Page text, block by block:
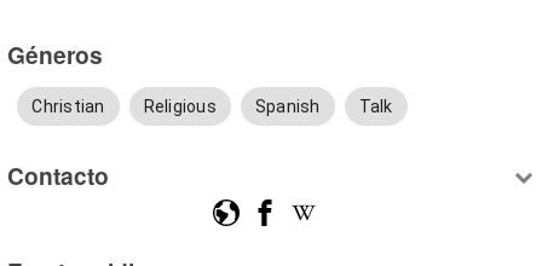
Géneros
Christian Religious Spanish Talk
Contacto